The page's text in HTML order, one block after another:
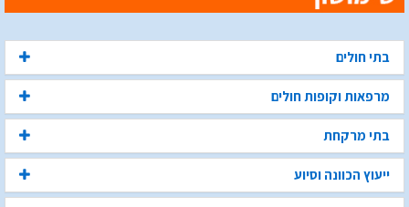
בתי חולים
מרפאות וקופות חולים
בתי מרקחת
ייעוץ הכוונה וסיוע